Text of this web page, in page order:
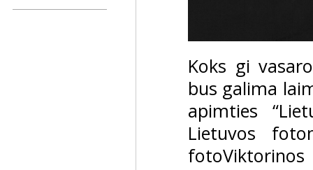
Koks gi
bus galima
apimties
Lietuvos